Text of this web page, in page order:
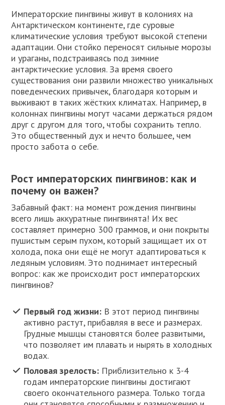
Императорские пингвины живут в колониях на
Антарктическом континенте, где суровые
климатические условия требуют высокой степени
адаптации. Они стойко переносят сильные морозы
и ураганы, подстраиваясь под зимние
антарктические условия. За время своего
существования они развили множество уникальных
поведенческих привычек, благодаря которым и
выживают в таких жёстких климатах. Например, в
колоннах пингвины могут часами держаться рядом
друг с другом для того, чтобы сохранить тепло.
Это общественный дух и нечто большее, чем
просто забота о себе.
Рост императорских пингвинов: как и
почему он важен?
Забавный факт: на момент рождения пингвины
всего лишь аккуратные пингвинята! Их вес
составляет примерно 300 граммов, и они покрыты
пушистым серым пухом, который защищает их от
холода, пока они ещё не могут адаптироваться к
ледяным условиям. Это поднимает интересный
вопрос: как же происходит рост императорских
пингвинов?
Первый год жизни: В этот период пингвины
активно растут, прибавляя в весе и размерах.
Грудные мышцы становятся более развитыми,
что позволяет им плавать и нырять в холодных
водах.
Половая зрелость: Приблизительно к 3-4
годам императорские пингвины достигают
своего окончательного размера. Только тогда